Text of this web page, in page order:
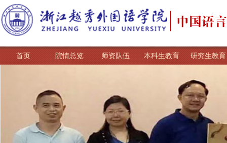
首页 院情总览 师资队伍 本科生教育 研究生教育